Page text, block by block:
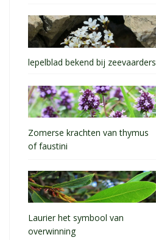
lepelblad bekend bij zeevaarders
Zomerse krachten van thymus
of faustini
Laurier het symbool van
overwinning